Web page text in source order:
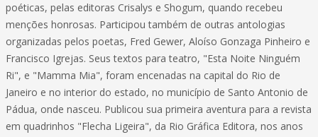
poéticas, pelas editoras Crisalys e Shogum, quando recebeu
menções honrosas. Participou também de outras antologias
organizadas pelos poetas, Fred Gewer, Aloíso Gonzaga Pinheiro e
Francisco Igrejas. Seus textos para teatro, "Esta Noite Ninguém
Ri", e "Mamma Mia", foram encenadas na capital do Rio de
Janeiro e no interior do estado, no município de Santo Antonio de
Pádua, onde nasceu. Publicou sua primeira aventura para a revista
em quadrinhos "Flecha Ligeira", da Rio Gráfica Editora, nos anos